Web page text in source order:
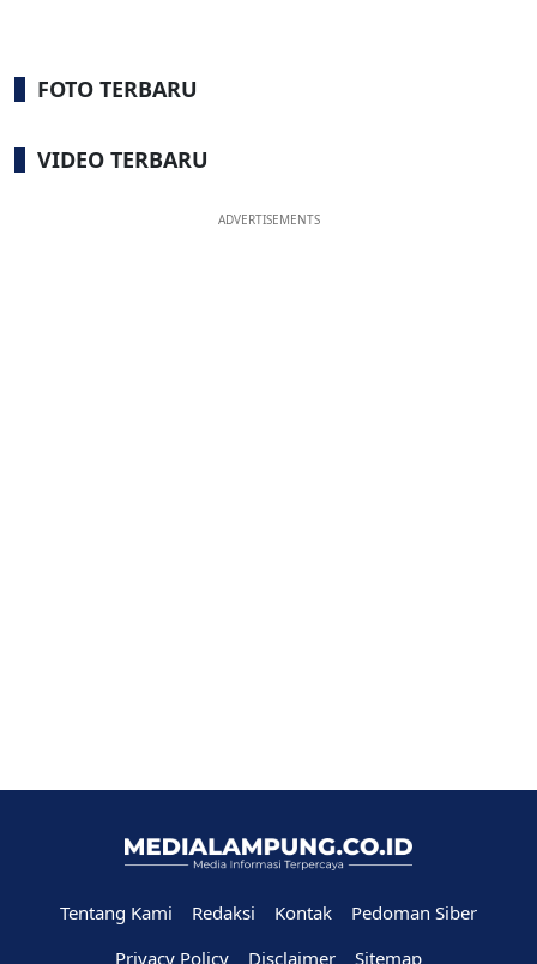
FOTO TERBARU
VIDEO TERBARU
ADVERTISEMENTS
Tentang Kami Redaksi Kontak
Pedoman Siber
Privacy Policy
Disclaimer Sitemap